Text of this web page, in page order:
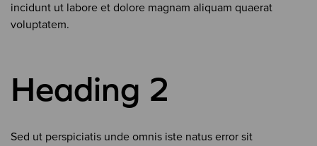
incidunt ut labore et dolore magnam aliquam quaerat
voluptatem.
Heading 2
Sed ut perspiciatis unde omnis iste natus error sit